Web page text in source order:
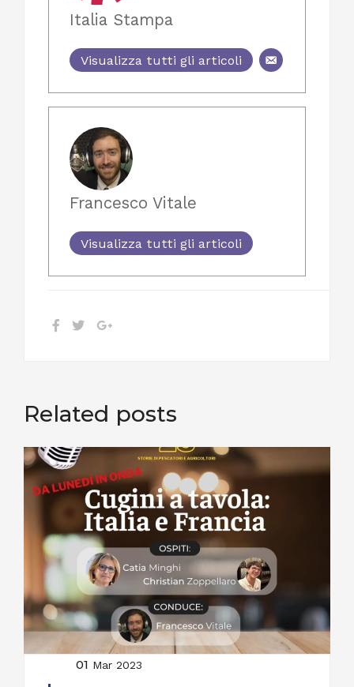
Italia Stampa
Visualizza tutti gli articoli
Francesco Vitale
Visualizza tutti gli articoli
Related posts
01 Mar 2023